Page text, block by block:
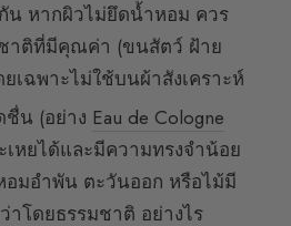
น หากผิวไม่ยึดน้ำหอม ควร
าติที่มีคุณค่า (ขนสัตว์ ฝ้าย
เฉพาะไม่ใช้บนผ้าสังเคราะห์
น (อย่าง Eau de Cologne
เหยได้และมีความทรงจำน้อย
มอำพัน ตะวันออก หรือไม้มี
โดยธรรมชาติ อย่างไร